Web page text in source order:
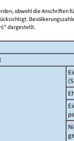
obwohl die Anschriften
dargestellt.